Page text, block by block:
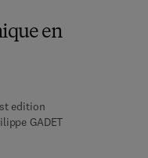
en
edition
GADET